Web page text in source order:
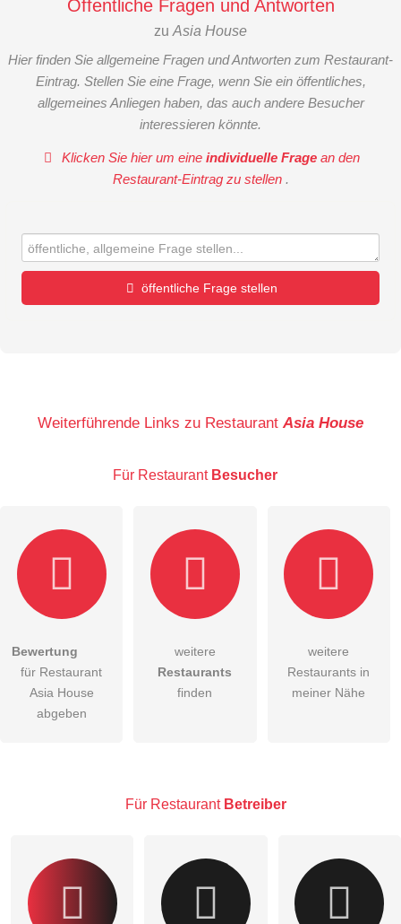
Öffentliche Fragen und Antworten
zu Asia House
Hier finden Sie allgemeine Fragen und Antworten zum Restaurant-
Eintrag. Stellen Sie eine Frage, wenn Sie ein öffentliches,
allgemeines Anliegen haben, das auch andere Besucher
interessieren könnte.
Klicken Sie hier um eineindividuelle Frage an den
Restaurant-Eintrag zu stellen .
öffentliche Frage stellen
E-Mail-Adresse (wird nicht veröffentlicht)
Hiermit akzeptiere ich dieAGB
DieDatenschutzerklärung habe ich zur Kenntnis genommen.
Besucher sichtbar.
Weiterführende Links zu Restaurant Asia House
Für Restaurant Besucher
Bewertung
für Restaurant
Asia House
abgeben
weitere
Restaurants
finden
weitere
Restaurants in
meiner Nähe
Für Restaurant Betreiber